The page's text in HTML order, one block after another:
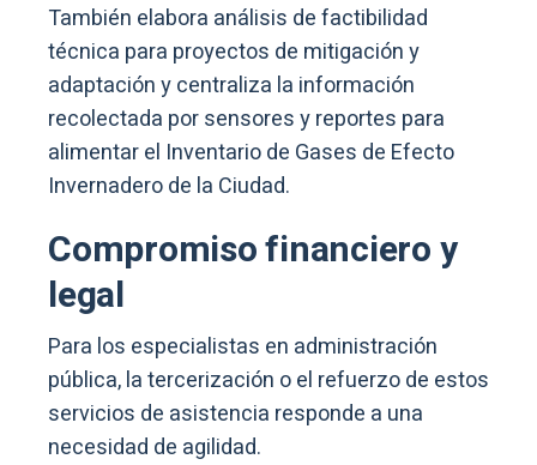
También elabora análisis de factibilidad
técnica para proyectos de mitigación y
adaptación y centraliza la información
recolectada por sensores y reportes para
alimentar el Inventario de Gases de Efecto
Invernadero de la Ciudad.
Compromiso financiero y
legal
Para los especialistas en administración
pública, la tercerización o el refuerzo de estos
servicios de asistencia responde a una
necesidad de agilidad.